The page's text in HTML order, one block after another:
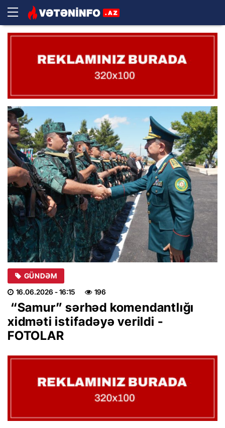
GÜNDƏM
16.06.2026 - 16:15 196
“Samur” sərhəd komendantlığı
xidməti istifadəyə verildi -
FOTOLAR